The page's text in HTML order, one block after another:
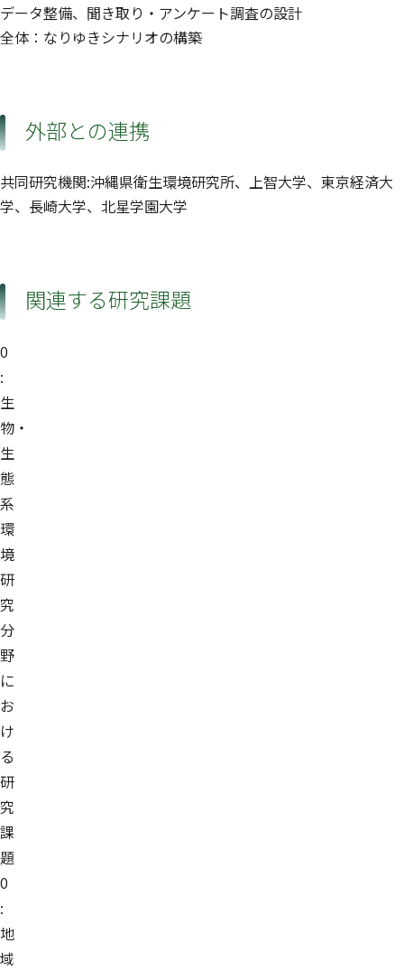
データ整備、聞き取り・アンケート調査の設計
全体：なりゆきシナリオの構築
外部との連携
共同研究機関:沖縄県衛生環境研究所、上智大学、東京経済大
学、長崎大学、北星学園大学
関連する研究課題
0
:
生
物・
生
態
系
環
境
研
究
分
野
に
お
け
る
研
究
課
題
0
:
地
域